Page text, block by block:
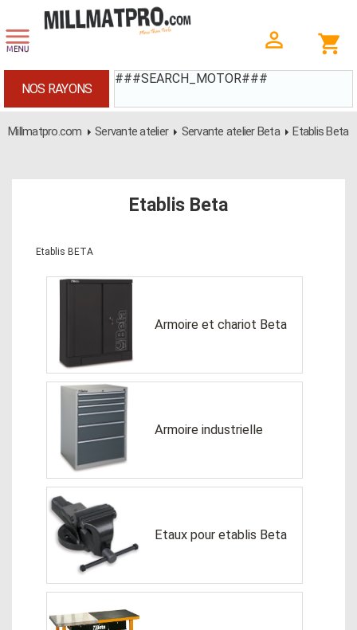
###SEARCH_MOTOR###
NOS RAYONS
Millmatpro.com Servante atelier Servante atelier Beta Etablis Beta
Etablis Beta
Etablis BETA
Armoire et chariot Beta
Armoire industrielle
Etaux pour etablis Beta